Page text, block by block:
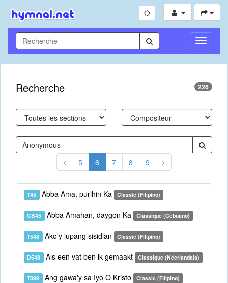
Toggle
Recherche 226
5 6 7 8 9
T45 Abba Ama, purihin Ka Classic (Filipino)
CB45 Abba Amahan, daygon Ka Classique (Cebuano)
T548 Ako'y lupang sisidlan Classic (Filipino)
D548 Als een vat ben ik gemaakt Classique (Néerlandais)
T899 Ang gawa'y sa Iyo O Kristo Classic (Filipino)